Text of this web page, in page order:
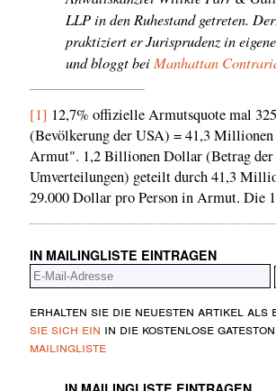
LLP in den Ruhestand getreten.
praktiziert er Jurisprudenz in
und bloggt bei Manhattan
[1] 12,7% offizielle Armutsquote mal
(Bevölkerung der USA) = 41,3
Armut". 1,2 Billionen Dollar (Betrag
Umverteilungen) geteilt durch 41,3
29.000 Dollar pro Person in Armut. Die
IN MAILINGLISTE EINTRAGEN
erhalten sie die neuesten artikel als
sie sich ein in die kostenlose
mailingliste